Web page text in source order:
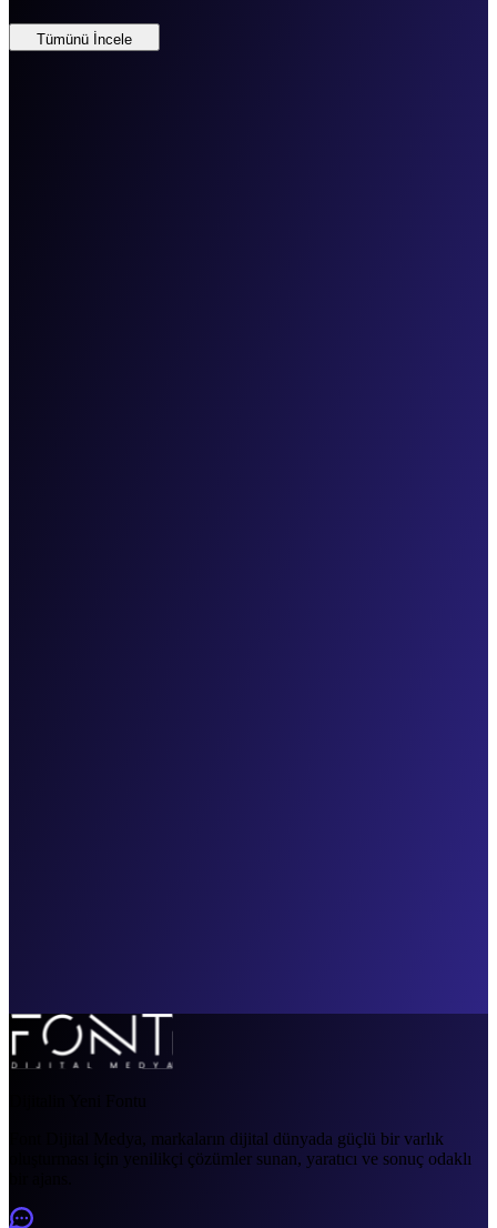
Tümünü İncele
Font Dijital Medya, markaların dijital dünyada güçlü bir varlık
oluşturması için yenilikçi çözümler sunan, yaratıcı ve sonuç odaklı